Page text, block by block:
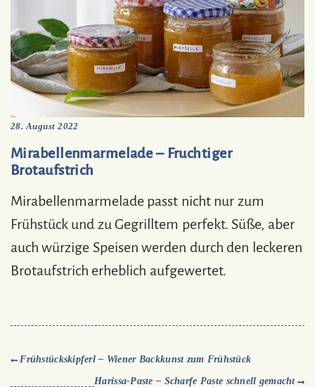
28. August 2022
Mirabellenmarmelade – Fruchtiger
Brotaufstrich
Mirabellenmarmelade passt nicht nur zum
Frühstück und zu Gegrilltem perfekt. Süße, aber
auch würzige Speisen werden durch den leckeren
Brotaufstrich erheblich aufgewertet.
Frühstückskipferl – Wiener Backkunst zum Frühstück
Harissa-Paste – Scharfe Paste schnell gemacht